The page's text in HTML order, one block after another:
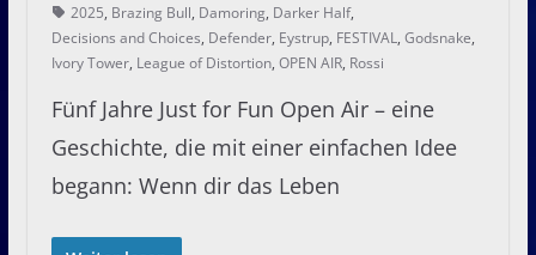
2025, Brazing Bull, Damoring, Darker Half,
Decisions and Choices, Defender, Eystrup, FESTIVAL, Godsnake,
Ivory Tower, League of Distortion, OPEN AIR, Rossi
Fünf Jahre Just for Fun Open Air – eine
Geschichte, die mit einer einfachen Idee
begann: Wenn dir das Leben